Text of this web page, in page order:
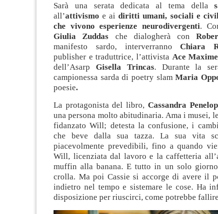
Sarà una serata dedicata al tema della
all’attivismo e aidiritti umani, sociali e
che vivono esperienze neurodivergenti.
Giulia Zuddas che dialogherà con
manifesto sardo, interverrannoChiara
publisher e traduttrice, l’attivista Ace Maxime
dell’Asarp Gisella Trincas. Durante la
campionessa sarda di poetry slamMaria
poesie.
La protagonista del libro, Cassandra
una persona molto abitudinaria. Ama i musei,
fidanzato Will; detesta la confusione, i
che beve dalla sua tazza. La sua vita
piacevolmente prevedibili, fino a quando
Will, licenziata dal lavoro e la caffetteria
muffin alla banana. E tutto in un solo
crolla. Ma poi Cassie si accorge di avere il
indietro nel tempo e sistemare le cose. Ha
disposizione per riuscirci, come potrebbe